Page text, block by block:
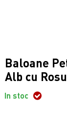
Baloane
Alb cu Rosu
In stoc